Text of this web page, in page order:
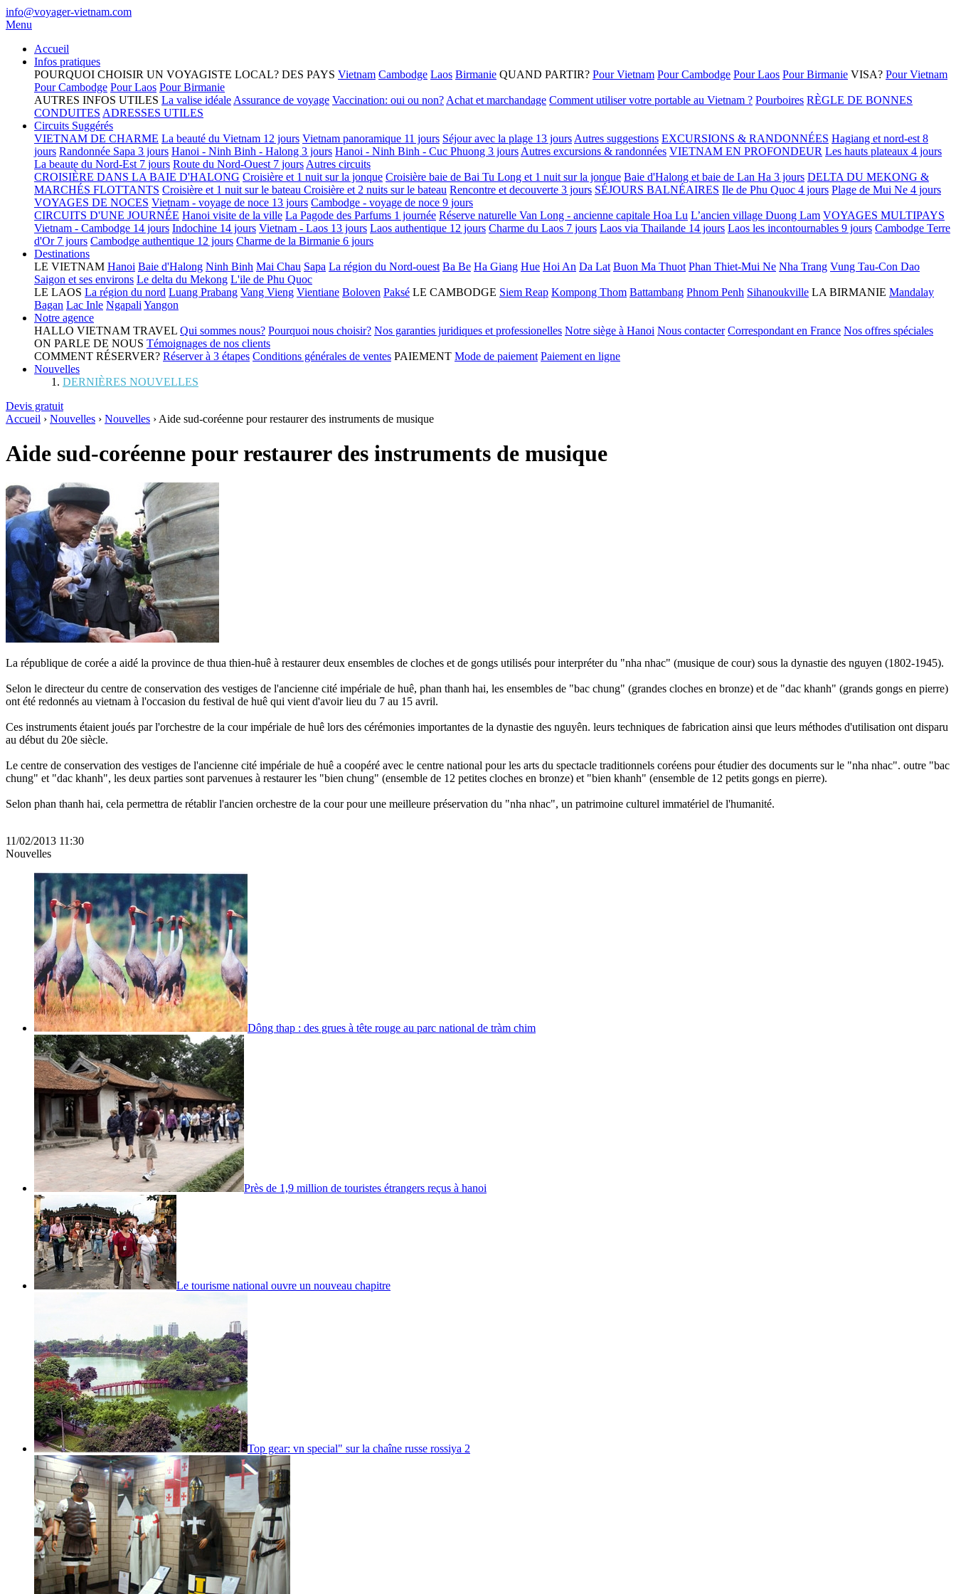
info@voyager-vietnam.com
Menu
Accueil
Infos pratiques
POURQUOI CHOISIR UN VOYAGISTE LOCAL? DES PAYS Vietnam Cambodge Laos Birmanie QUAND PARTIR? Pour Vietnam Pour Cambodge Pour Laos Pour Birmanie VISA? Pour Vietnam
Pour Cambodge Pour Laos Pour Birmanie
AUTRES INFOS UTILES La valise idéale Assurance de voyage Vaccination: oui ou non? Achat et marchandage Comment utiliser votre portable au Vietnam ? Pourboires RÈGLE DE BONNES
CONDUITES ADRESSES UTILES
Circuits Suggérés
VIETNAM DE CHARME La beauté du Vietnam 12 jours Vietnam panoramique 11 jours Séjour avec la plage 13 jours Autres suggestions EXCURSIONS & RANDONNÉES Hagiang et nord-est 8
jours Randonnée Sapa 3 jours Hanoi - Ninh Binh - Halong 3 jours Hanoi - Ninh Binh - Cuc Phuong 3 jours Autres excursions & randonnées VIETNAM EN PROFONDEUR Les hauts plateaux 4 jours
La beaute du Nord-Est 7 jours Route du Nord-Ouest 7 jours Autres circuits
CROISIÈRE DANS LA BAIE D'HALONG Croisière et 1 nuit sur la jonque Croisière baie de Bai Tu Long et 1 nuit sur la jonque Baie d'Halong et baie de Lan Ha 3 jours DELTA DU MEKONG &
MARCHÉS FLOTTANTS Croisière et 1 nuit sur le bateau Croisière et 2 nuits sur le bateau Rencontre et decouverte 3 jours SÉJOURS BALNÉAIRES Ile de Phu Quoc 4 jours Plage de Mui Ne 4 jours
VOYAGES DE NOCES Vietnam - voyage de noce 13 jours Cambodge - voyage de noce 9 jours
CIRCUITS D'UNE JOURNÉE Hanoi visite de la ville La Pagode des Parfums 1 journée Réserve naturelle Van Long - ancienne capitale Hoa Lu L’ancien village Duong Lam VOYAGES MULTIPAYS
Vietnam - Cambodge 14 jours Indochine 14 jours Vietnam - Laos 13 jours Laos authentique 12 jours Charme du Laos 7 jours Laos via Thailande 14 jours Laos les incontournables 9 jours Cambodge Terre
d'Or 7 jours Cambodge authentique 12 jours Charme de la Birmanie 6 jours
Destinations
LE VIETNAM Hanoi Baie d'Halong Ninh Binh Mai Chau Sapa La région du Nord-ouest Ba Be Ha Giang Hue Hoi An Da Lat Buon Ma Thuot Phan Thiet-Mui Ne Nha Trang Vung Tau-Con Dao
Saigon et ses environs Le delta du Mekong L'ile de Phu Quoc
LE LAOS La région du nord Luang Prabang Vang Vieng Vientiane Boloven Paksé LE CAMBODGE Siem Reap Kompong Thom Battambang Phnom Penh Sihanoukville LA BIRMANIE Mandalay
Bagan Lac Inle Ngapali Yangon
Notre agence
HALLO VIETNAM TRAVEL Qui sommes nous? Pourquoi nous choisir? Nos garanties juridiques et professionelles Notre siège à Hanoi Nous contacter Correspondant en France Nos offres spéciales
ON PARLE DE NOUS Témoignages de nos clients
COMMENT RÉSERVER? Réserver à 3 étapes Conditions générales de ventes PAIEMENT Mode de paiement Paiement en ligne
Nouvelles
DERNIÈRES NOUVELLES
Devis gratuit
Accueil › Nouvelles › Nouvelles › Aide sud-coréenne pour restaurer des instruments de musique
Aide sud-coréenne pour restaurer des instruments de musique
La république de corée a aidé la province de thua thien-huê à restaurer deux ensembles de cloches et de gongs utilisés pour interpréter du "nha nhac" (musique de cour) sous la dynastie des nguyen (1802-1945).
Selon le directeur du centre de conservation des vestiges de l'ancienne cité impériale de huê, phan thanh hai, les ensembles de "bac chung" (grandes cloches en bronze) et de "dac khanh" (grands gongs en pierre)
ont été redonnés au vietnam à l'occasion du festival de huê qui vient d'avoir lieu du 7 au 15 avril.
Ces instruments étaient joués par l'orchestre de la cour impériale de huê lors des cérémonies importantes de la dynastie des nguyên. leurs techniques de fabrication ainsi que leurs méthodes d'utilisation ont disparu
au début du 20e siècle.
Le centre de conservation des vestiges de l'ancienne cité impériale de huê a coopéré avec le centre national pour les arts du spectacle traditionnels coréens pour étudier des documents sur le "nha nhac". outre "bac
chung" et "dac khanh", les deux parties sont parvenues à restaurer les "bien chung" (ensemble de 12 petites cloches en bronze) et "bien khanh" (ensemble de 12 petits gongs en pierre).
Selon phan thanh hai, cela permettra de rétablir l'ancien orchestre de la cour pour une meilleure préservation du "nha nhac", un patrimoine culturel immatériel de l'humanité.
11/02/2013 11:30
Nouvelles
Dông thap : des grues à tête rouge au parc national de tràm chim
Près de 1,9 million de touristes étrangers reçus à hanoi
Le tourisme national ouvre un nouveau chapitre
Top gear: vn special" sur la chaîne russe rossiya 2